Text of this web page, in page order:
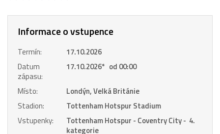
Informace o vstupence
Termín:
17.10.2026
Datum
zápasu:
17.10.2026* od 00:00
Místo:
Londýn, Velká Británie
Stadion:
Tottenham Hotspur Stadium
Vstupenky:
Tottenham Hotspur - Coventry City - 4.
kategorie